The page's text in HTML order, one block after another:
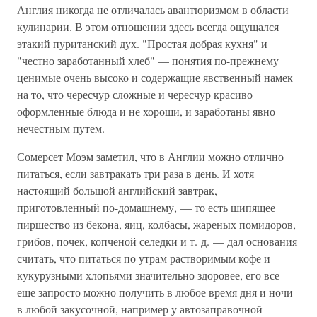
Англия никогда не отличалась авантюризмом в области
кулинарии. В этом отношении здесь всегда ощущался
этакий пуританский дух. "Простая добрая кухня" и
"честно заработанный хлеб" — понятия по-прежнему
ценимые очень высоко и содержащие явственный намек
на то, что чересчур сложные и чересчур красиво
оформленные блюда и не хороши, и заработаны явно
нечестным путем.
Сомерсет Моэм заметил, что в Англии можно отлично
питаться, если завтракать три раза в день. И хотя
настоящий большой английский завтрак,
приготовленный по-домашнему, — то есть шипящее
пиршество из бекона, яиц, колбасы, жареных помидоров,
грибов, почек, копченой селедки и т. д. — дал основания
считать, что питаться по утрам растворимым кофе и
кукурузными хлопьями значительно здоровее, его все
еще запросто можно получить в любое время дня и ночи
в любой закусочной, например у автозаправочной